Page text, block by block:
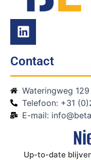
Contact
Wateringweg
Telefoon: +31
E-mail:
Up-to-date